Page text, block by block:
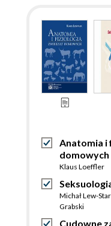
Anatomia i
domowych
Klaus Loeffler
Michał Lew-
Grabski
Cudowne